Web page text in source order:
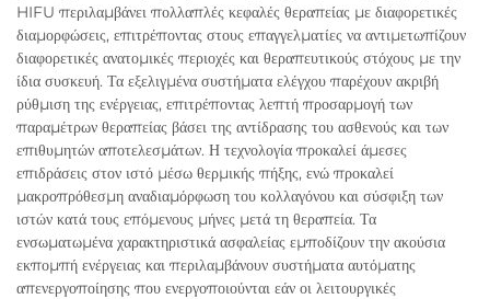
HIFU περιλαμβάνει πολλαπλές κεφαλές θεραπείας με διαφορετικές
διαμορφώσεις, επιτρέποντας στους επαγγελματίες να αντιμετωπίζουν
διαφορετικές ανατομικές περιοχές και θεραπευτικούς στόχους με την
ίδια συσκευή. Τα εξελιγμένα συστήματα ελέγχου παρέχουν ακριβή
ρύθμιση της ενέργειας, επιτρέποντας λεπτή προσαρμογή των
παραμέτρων θεραπείας βάσει της αντίδρασης του ασθενούς και των
επιθυμητών αποτελεσμάτων. Η τεχνολογία προκαλεί άμεσες
επιδράσεις στον ιστό μέσω θερμικής πήξης, ενώ προκαλεί
μακροπρόθεσμη αναδιαμόρφωση του κολλαγόνου και σύσφιξη των
ιστών κατά τους επόμενους μήνες μετά τη θεραπεία. Τα
ενσωματωμένα χαρακτηριστικά ασφαλείας εμποδίζουν την ακούσια
εκπομπή ενέργειας και περιλαμβάνουν συστήματα αυτόματης
απενεργοποίησης που ενεργοποιούνται εάν οι λειτουργικές